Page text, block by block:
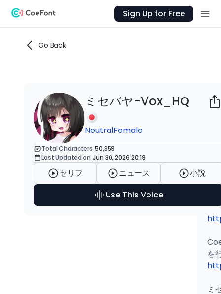
Sign Up for Free
Go Back
ミセバヤ-Vox_HQ
NeutralFemale
Total Characters 50,359
Last Updated on Jun 30, 2026 20:19
セリフ ニュース
小説
Use This Voice
他
で
ミ